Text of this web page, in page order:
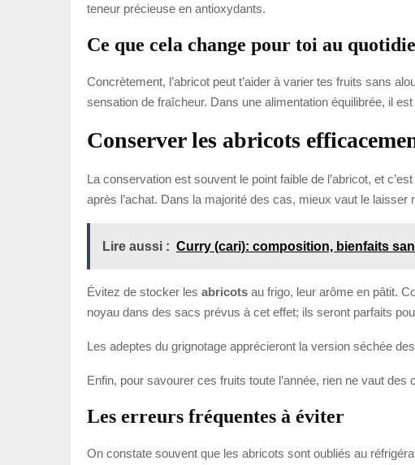
teneur précieuse en antioxydants.
Ce que cela change pour toi au
Concrètement, l’abricot peut t’aider à varier tes fruits sans
sensation de fraîcheur. Dans une alimentation équilibrée, il
Conserver les abricots
La conservation est souvent le point faible de l’abricot, et
après l’achat. Dans la majorité des cas, mieux vaut le
Lire aussi : Curry (cari): composition, bienfaits
Évitez de stocker les abricots au frigo, leur arôme en pâtit.
noyau dans des sacs prévus à cet effet; ils seront parfaits
Les adeptes du grignotage apprécieront la version séchée
Enfin, pour savourer ces fruits toute l’année, rien ne vaut
Les erreurs fréquentes à éviter
On constate souvent que les abricots sont oubliés au